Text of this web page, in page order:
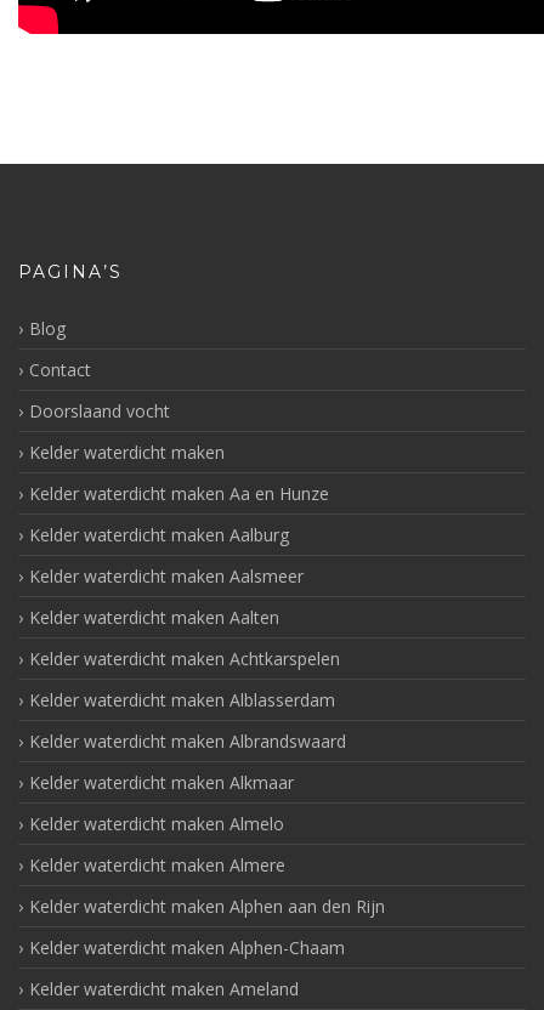
PAGINA’S
Blog
Contact
Doorslaand vocht
Kelder waterdicht maken
Kelder waterdicht maken Aa en Hunze
Kelder waterdicht maken Aalburg
Kelder waterdicht maken Aalsmeer
Kelder waterdicht maken Aalten
Kelder waterdicht maken Achtkarspelen
Kelder waterdicht maken Alblasserdam
Kelder waterdicht maken Albrandswaard
Kelder waterdicht maken Alkmaar
Kelder waterdicht maken Almelo
Kelder waterdicht maken Almere
Kelder waterdicht maken Alphen aan den Rijn
Kelder waterdicht maken Alphen-Chaam
Kelder waterdicht maken Ameland